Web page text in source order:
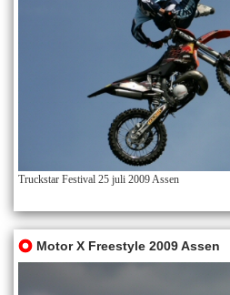
Truckstar Festival 25 juli 2009 Assen
Motor X Freestyle 2009 Assen